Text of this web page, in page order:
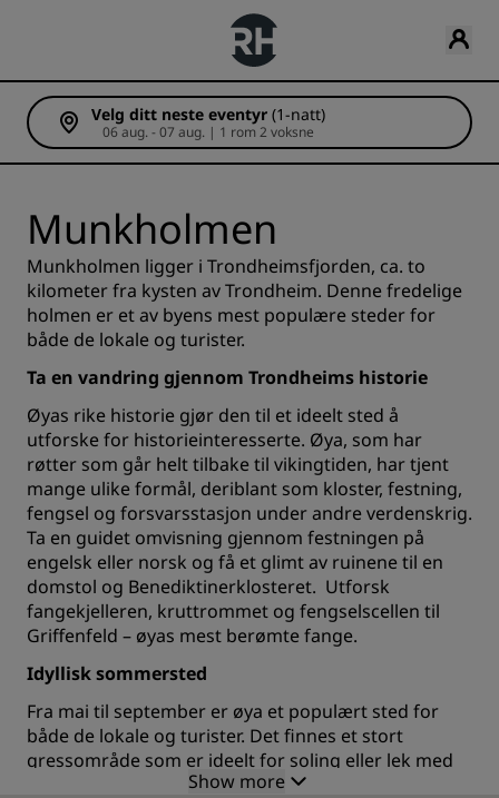
Velg ditt neste eventyr (1-natt)
06 aug. - 07 aug. | 1 rom 2 voksne
Munkholmen
Munkholmen ligger i Trondheimsfjorden, ca. to
kilometer fra kysten av Trondheim. Denne fredelige
holmen er et av byens mest populære steder for
både de lokale og turister.
Ta en vandring gjennom Trondheims historie
Øyas rike historie gjør den til et ideelt sted å
utforske for historieinteresserte. Øya, som har
røtter som går helt tilbake til vikingtiden, har tjent
mange ulike formål, deriblant som kloster, festning,
fengsel og forsvarsstasjon under andre verdenskrig.
Ta en guidet omvisning gjennom festningen på
engelsk eller norsk og få et glimt av ruinene til en
domstol og Benediktinerklosteret. Utforsk
fangekjelleren, kruttrommet og fengselscellen til
Griffenfeld – øyas mest berømte fange.
Idyllisk sommersted
Fra mai til september er øya et populært sted for
både de lokale og turister. Det finnes et stort
gressområde som er ideelt for soling eller lek med
familie eller venner. Sandstranden er det perfekte
Show more